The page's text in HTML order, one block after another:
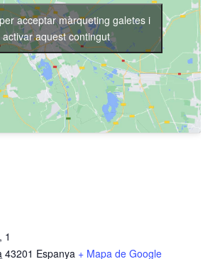
1
43201 Espanya + Mapa de Google
acceptar màrqueting galetes i
activar aquest contingut